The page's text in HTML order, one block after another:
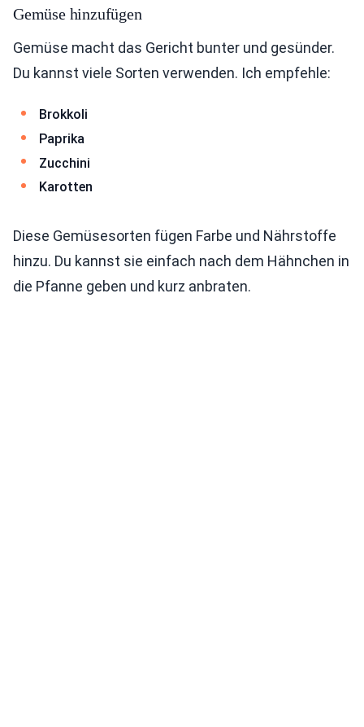
Gemüse hinzufügen
Gemüse macht das Gericht bunter und gesünder.
Du kannst viele Sorten verwenden. Ich empfehle:
Brokkoli
Paprika
Zucchini
Karotten
Diese Gemüsesorten fügen Farbe und Nährstoffe
hinzu. Du kannst sie einfach nach dem Hähnchen in
die Pfanne geben und kurz anbraten.